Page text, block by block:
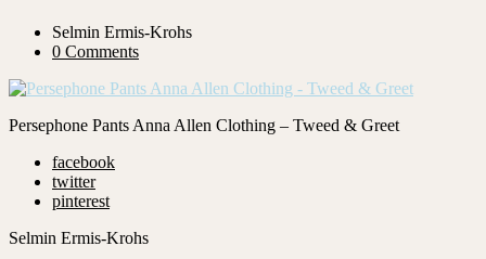
Selmin Ermis-Krohs
0 Comments
Persephone Pants Anna Allen Clothing – Tweed & Greet
facebook
twitter
pinterest
Selmin Ermis-Krohs